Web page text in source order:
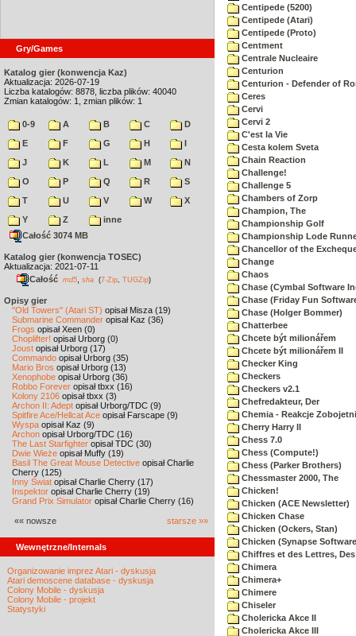
Gry/Games
Katalog gier (konwencja Kaz)
Aktualizacja: 2026-07-19
Liczba katalogów: 8878, liczba plików: 40040
Zmian katalogów: 1, zmian plików: 1
0-9 A B C
D
E
F G H
I
J
K L M
N
O
P Q R
S
T
U V W
X
Y
Z
inne
Całość 3074 MB
Katalog gier (konwencja TOSEC)
Aktualizacja: 2021-07-11
Całość md5 sha (7-Zip TUGZip)
Opisy gier
"Old Towers" (Atari ST) opisał Misza (19)
Submarine Commander opisał Kaz (36)
Frogs opisał Xeen (0)
Choplifter! opisał Urborg (0)
Joust opisał Urborg (17)
Commando opisał Urborg (35)
Mario Bros opisał Urborg (13)
Xenophobe opisał Urborg (36)
Robbo Forever opisał tbxx (16)
Kolony 2106 opisał tbxx (3)
Archon II: Adept opisał Urborg/TDC (9)
Spitfire Ace/Hellcat Ace opisał Farscape (9)
Wyspa opisał Kaz (9)
Archon opisał Urborg/TDC (16)
The Last Starfighter opisał TDC (30)
Dwie Wieże opisał Muffy (19)
Basil The Great Mouse Detective opisał Charlie
Cherry (125)
Inny Świat opisał Charlie Cherry (17)
Inspektor opisał Charlie Cherry (19)
Grand Prix Simulator opisał Charlie Cherry (16)
«« nowsze starsze »»
Wewnętrzne/Internals
Organizowanie imprez Atari - dyskusja
Atari demoscene database - dyskusja
Colony Mobile - dyskusja
Colony Mobile - projekt
Statystyki
Centipede (5200)
Centipede (Atari)
Centipede (Proto)
Centment
Centrale Nucleaire
Centurion
Centurion - Defender of
Ceres
Cervi
Cervi 2
C'est la Vie
Cesta kolem Sveta
Chain Reaction
Challenge!
Challenge 5
Chambers of Zorp
Champion, The
Championship Golf
Championship Lode
Chancellor of the
Change
Chaos
Chase (Cymbal Software
Chase (Friday Fun
Chase (Holger Bommer)
Chatterbee
Chcete být milionářem
Chcete být milionářem II
Checker King
Checkers
Checkers v2.1
Chefredakteur, Der
Chemia - Reakcje
Cherry Harry II
Chess 7.0
Chess (Compute!)
Chess (Parker Brothers)
Chessmaster 2000, The
Chicken!
Chicken (ACE Newsletter)
Chicken Chase
Chicken (Ockers, Stan)
Chicken (Synapse
Chiffres et des Lettres, Des
Chimera
Chimera+
Chimere
Chiseler
Cholericka Akce II
Cholericka Akce III